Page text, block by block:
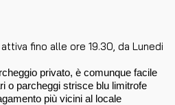
fino alle ore 19.30, da Lunedi
privato, è comunque facile
o parcheggi strisce blu limitrofe
più vicini al locale